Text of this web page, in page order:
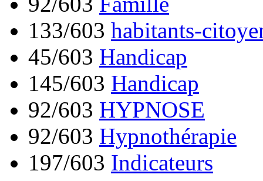
133/603 habitants-
45/603 Handicap
145/603 Handicap
92/603 HYPNOSE
92/603 Hypnothérapie
197/603 Indicateurs